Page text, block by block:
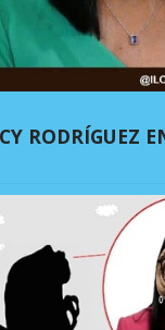
RODRÍGUEZ